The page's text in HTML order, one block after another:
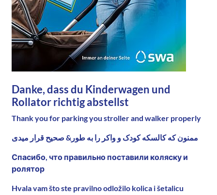
Danke, dass du Kinderwagen und
Rollator richtig abstellst
Thank you for parking you stroller and walker properly
ممنون که کالسکه کودک و واکر را به طور& صحیح قرار میدی
Спасибо, что правильно поставили коляску и
ролятор
Hvala vam što ste pravilno odložilo kolica i šetalicu